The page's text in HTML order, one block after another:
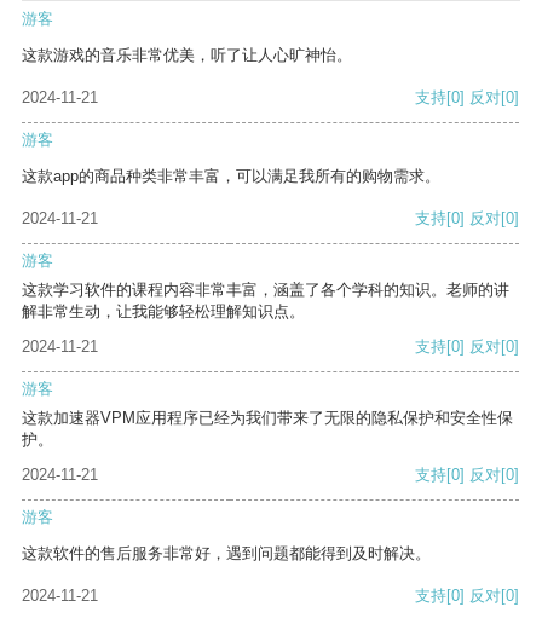
游客
这款游戏的音乐非常优美，听了让人心旷神怡。
2024-11-21 支持[0] 反对[0]
游客
这款app的商品种类非常丰富，可以满足我所有的购物需求。
2024-11-21 支持[0] 反对[0]
游客
这款学习软件的课程内容非常丰富，涵盖了各个学科的知识。老师的讲
解非常生动，让我能够轻松理解知识点。
2024-11-21
支持[0] 反对[0]
游客
这款加速器VPM应用程序已经为我们带来了无限的隐私保护和安全性保
护。
2024-11-21
支持[0] 反对[0]
游客
这款软件的售后服务非常好，遇到问题都能得到及时解决。
2024-11-21 支持[0] 反对[0]